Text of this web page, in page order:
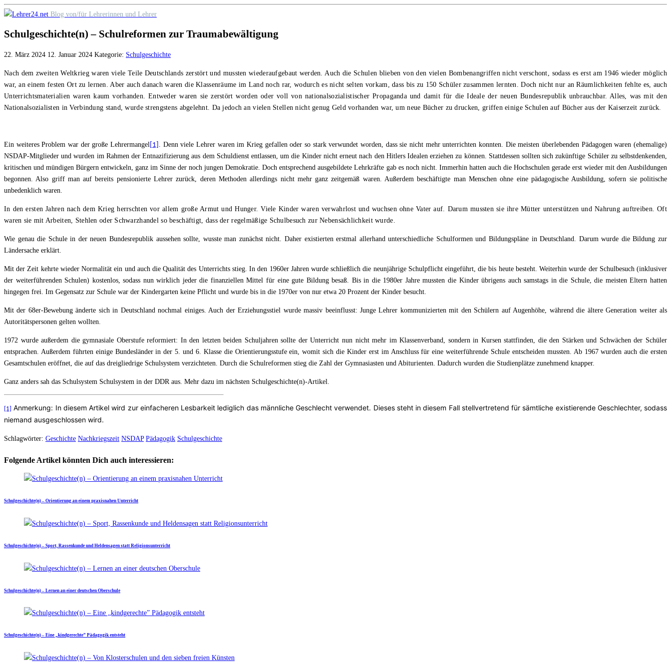
Skip
content
Blog von/für Lehrerinnen und Lehrer
Schulgeschichte(n) – Schulreformen zur Traumabewältigung
22. März 2024 12. Januar 2024 Kategorie: Schulgeschichte
Nach dem zweiten Weltkrieg waren viele Teile Deutschlands zerstört und mussten wiederaufgebaut werden. Auch die Schulen blieben von den vielen Bombenangriffen nicht verschont, sodass es erst am 1946 wieder möglich
war, an einem festen Ort zu lernen. Aber auch danach waren die Klassenräume im Land noch rar, wodurch es nicht selten vorkam, dass bis zu 150 Schüler zusammen lernten. Doch nicht nur an Räumlichkeiten fehlte es, auch
Unterrichtsmaterialien waren kaum vorhanden. Entweder waren sie zerstört worden oder voll von nationalsozialistischer Propaganda und damit für die Ideale der neuen Bundesrepublik unbrauchbar. Alles, was mit den
Nationalsozialisten in Verbindung stand, wurde strengstens abgelehnt. Da jedoch an vielen Stellen nicht genug Geld vorhanden war, um neue Bücher zu drucken, griffen einige Schulen auf Bücher aus der Kaiserzeit zurück.
Ein weiteres Problem war der große Lehrermangel [1]
. Denn viele Lehrer waren im Krieg gefallen oder so stark verwundet worden, dass sie nicht mehr unterrichten konnten. Die meisten überlebenden Pädagogen waren (ehemalige)
NSDAP-Mitglieder und wurden im Rahmen der Entnazifizierung aus dem Schuldienst entlassen, um die Kinder nicht erneut nach den Hitlers Idealen erziehen zu können. Stattdessen sollten sich zukünftige Schüler zu selbstdenkenden,
kritischen und mündigen Bürgern entwickeln, ganz im Sinne der noch jungen Demokratie. Doch entsprechend ausgebildete Lehrkräfte gab es noch nicht. Immerhin hatten auch die Hochschulen gerade erst wieder mit den Ausbildungen
begonnen. Also griff man auf bereits pensionierte Lehrer zurück, deren Methoden allerdings nicht mehr ganz zeitgemäß waren. Außerdem beschäftigte man Menschen ohne eine pädagogische Ausbildung, sofern sie politische
unbedenklich waren.
In den ersten Jahren nach dem Krieg herrschten vor allem große Armut und Hunger. Viele Kinder waren verwahrlost und wuchsen ohne Vater auf. Darum mussten sie ihre Mütter unterstützen und Nahrung auftreiben. Oft
waren sie mit Arbeiten, Stehlen oder Schwarzhandel so beschäftigt, dass der regelmäßige Schulbesuch zur Nebensächlichkeit wurde.
Wie genau die Schule in der neuen Bundesrepublik aussehen sollte, wusste man zunächst nicht. Daher existierten erstmal allerhand unterschiedliche Schulformen und Bildungspläne in Deutschland. Darum wurde die Bildung zur
Ländersache erklärt.
Mit der Zeit kehrte wieder Normalität ein und auch die Qualität des Unterrichts stieg. In den 1960er Jahren wurde schließlich die neunjährige Schulpflicht eingeführt, die bis heute besteht. Weiterhin wurde der Schulbesuch (inklusiver
der weiterführenden Schulen) kostenlos, sodass nun wirklich jeder die finanziellen Mittel für eine gute Bildung besaß. Bis in die 1980er Jahre mussten die Kinder übrigens auch samstags in die Schule, die meisten Eltern hatten
hingegen frei. Im Gegensatz zur Schule war der Kindergarten keine Pflicht und wurde bis in die 1970er von nur etwa 20 Prozent der Kinder besucht.
Mit der 68er-Bewebung änderte sich in Deutschland nochmal einiges. Auch der Erziehungsstiel wurde massiv beeinflusst: Junge Lehrer kommunizierten mit den Schülern auf Augenhöhe, während die ältere Generation weiter als
Autoritätspersonen gelten wollten.
1972 wurde außerdem die gymnasiale Oberstufe reformiert: In den letzten beiden Schuljahren sollte der Unterricht nun nicht mehr im Klassenverband, sondern in Kursen stattfinden, die den Stärken und Schwächen der Schüler
entsprachen. Außerdem führten einige Bundesländer in der 5. und 6. Klasse die Orientierungsstufe ein, womit sich die Kinder erst im Anschluss für eine weiterführende Schule entscheiden mussten. Ab 1967 wurden auch die ersten
Gesamtschulen eröffnet, die auf das dreigliedrige Schulsystem verzichteten. Durch die Schulreformen stieg die Zahl der Gymnasiasten und Abiturienten. Dadurch wurden die Studienplätze zunehmend knapper.
Ganz anders sah das Schulsystem Schulsystem in der DDR aus. Mehr dazu im nächsten Schulgeschichte(n)-Artikel.
[1] Anmerkung: In diesem Artikel wird zur einfacheren Lesbarkeit lediglich das männliche Geschlecht verwendet. Dieses steht in diesem Fall stellvertretend für sämtliche existierende Geschlechter, sodass
niemand ausgeschlossen wird.
Schlagwörter: Geschichte Nachkriegszeit NSDAP Pädagogik Schulgeschichte
Folgende Artikel könnten Dich auch interessieren:
Schulgeschichte(n) – Orientierung an einem praxisnahen Unterricht
Schulgeschichte(n) – Sport, Rassenkunde und Heldensagen statt Religionsunterricht
Schulgeschichte(n) – Lernen an einer deutschen Oberschule
Schulgeschichte(n) – Eine „kindgerechte” Pädagogik entsteht